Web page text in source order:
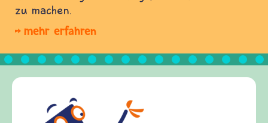
zu machen.
mehr erfahren